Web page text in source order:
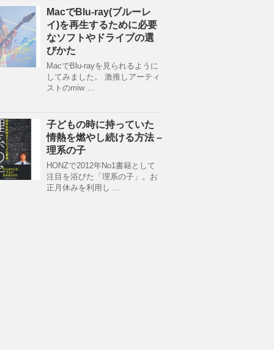
MacでBlu-ray(ブルーレ
イ)を再生するために必要
なソフトやドライブの選
びかた
MacでBlu-rayを見られるように
してみました。 激推しアーティ
ストのmiw …
子どもの時に持っていた
情熱を燃やし続ける方法 –
理系の子
HONZで2012年No1書籍として
注目を浴びた「理系の子」。お
正月休みを利用し …